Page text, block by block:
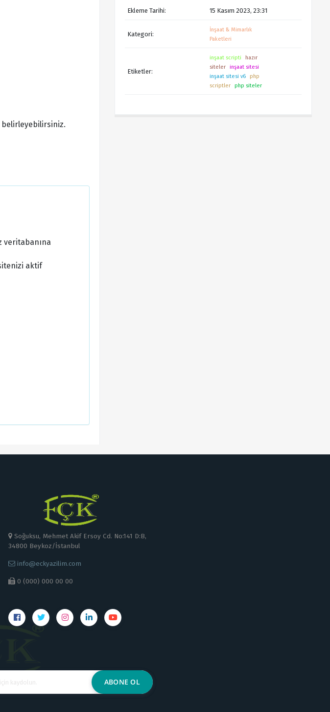
belirleyebilirsiniz.
veritabanına
aktif
Ekleme Tarihi: 15 Kasım 2023, 23:31
Kategori:
İnşaat & Mimarlık
Paketleri
Etiketler:
inşaat scripti
hazır
siteler
inşaat sitesi
inşaat sitesi v6
php
scriptler
php siteler
Soğuksu, Mehmet Akif Ersoy Cd. No:141 D:B,
34800 Beykoz/İstanbul
info@eckyazilim.com
0 (000) 000 00 00